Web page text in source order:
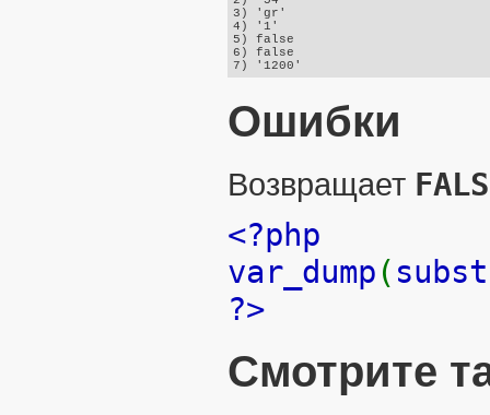
3) 'gr'
4) '1'
5) false
6) false
Ошибки
Возвращает
<?php
var_dump (
?>
Смотрите